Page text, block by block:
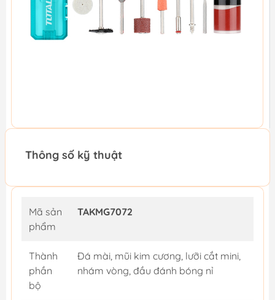
Thông số kỹ thuật
Mã sản
phẩm
TAKMG7072
Thành
phần
bộ
Đá mài, mũi kim cương, lưỡi cắt mini,
nhám vòng, đầu đánh bóng nỉ